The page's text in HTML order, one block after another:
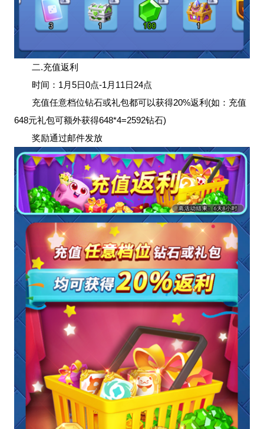
二.充值返利
时间：1月5日0点-1月11日24点
充值任意档位钻石或礼包都可以获得20%返利(如：充值
648元礼包可额外获得648*4=2592钻石)
奖励通过邮件发放